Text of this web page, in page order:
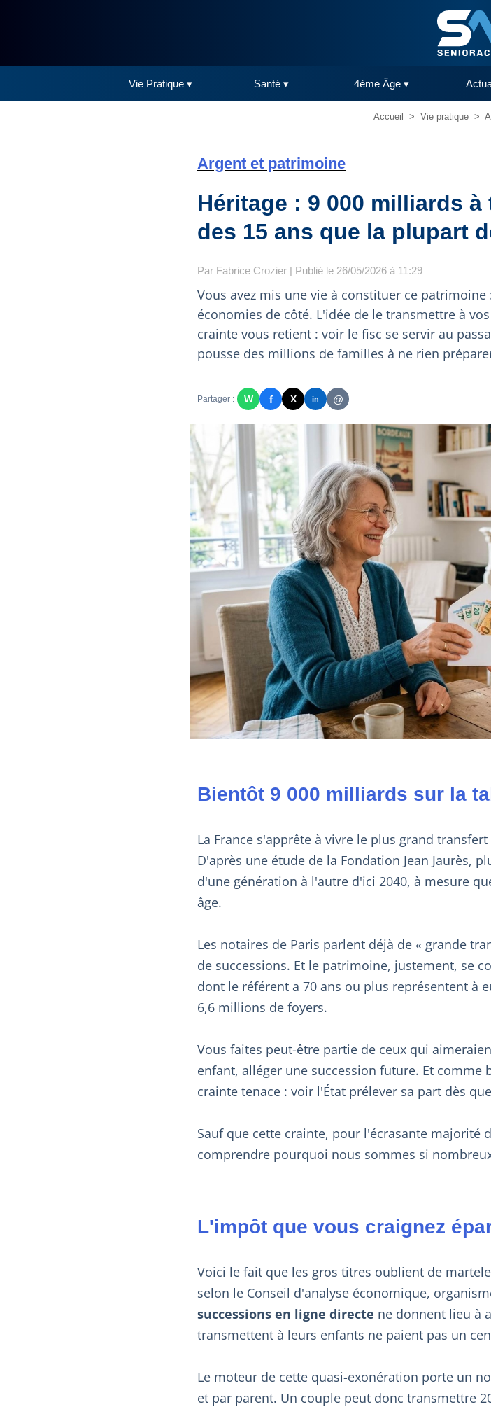
Vie Pratique ▾ Santé ▾ 4ème Âge ▾
Accueil > Vie pratique >
Argent et patrimoine
Héritage : 9 000 milliards
des 15 ans que la plupart
Par Fabrice Crozier | Publié le 26/05/2026 à 11:29
Vous avez mis une vie à constituer ce
économies de côté. L'idée de le transmettre à
crainte vous retient : voir le fisc se servir au
pousse des millions de familles à ne rien
Partager : W f X in @
Bientôt 9 000 milliards sur la
La France s'apprête à vivre le plus grand
D'après une étude de la Fondation Jean Jaurès,
d'une génération à l'autre d'ici 2040, à mesure
âge.
Les notaires de Paris parlent déjà de « grande
de successions. Et le patrimoine, justement, se
dont le référent a 70 ans ou plus représentent à
6,6 millions de foyers.
Vous faites peut-être partie de ceux qui
enfant, alléger une succession future. Et comme
crainte tenace : voir l'État prélever sa part dès
Sauf que cette crainte, pour l'écrasante majorité
comprendre pourquoi nous sommes si
L'impôt que vous craignez
Voici le fait que les gros titres oublient de
selon le Conseil d'analyse économique,
successions en ligne directe ne donnent lieu à
transmettent à leurs enfants ne paient pas un
Le moteur de cette quasi-exonération porte un
et par parent. Un couple peut donc transmettre